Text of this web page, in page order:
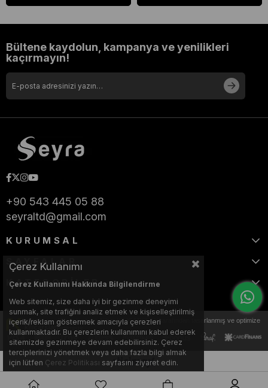
Bültene kaydolun, kampanya ve yenilikleri
kaçırmayın!
+90 543 445 05 88
seyraltd@gmail.com
KURUMSAL
SAYFALAR
KATEGORİLER
Bu web sitesi, Nihat KILIÇARSLAN tarafından tasarlanmış ve optimize
edilmiştir.
Çerez Kullanımı
Çerez Kullanımı Hakkında Bilgilendirme
Web sitemiz, size daha iyi bir gezinme deneyimi
sunmak, site trafiğini analiz etmek ve kişiselleştirilmiş
içerik/reklam göstermek amacıyla çerezleri
kullanmaktadır. Bu çerezlerin kullanımını kabul ederek
sitemizde gezinmeye devam edebilirsiniz. Çerez
terciplerinizi yönetmek veya daha fazla bilgi almak
için lütfen Çerez Politikası sayfasını ziyaret edin.